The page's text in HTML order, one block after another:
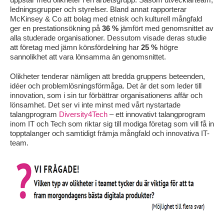
ledningsgrupper och styrelser. Bland annat rapporterar
McKinsey & Co att bolag med etnisk och kulturell mångfald
ger en prestationsökning på 36 % jämfört med genomsnittet av
alla studerade organisationer. Dessutom visade deras studie
att företag med jämn könsfördelning har 25 % högre
sannolikhet att vara lönsamma än genomsnittet.
Olikheter tenderar nämligen att bredda gruppens beteenden,
idéer och problemlösningsförmåga. Det är det som leder till
innovation, som i sin tur förbättrar organisationens affär och
lönsamhet. Det ser vi inte minst med vårt nystartade
talangprogram Diversity4Tech – ett innovativt talangprogram
inom IT och Tech som riktar sig till modiga företag som vill få in
topptalanger och samtidigt främja mångfald och innovativa IT-
team.